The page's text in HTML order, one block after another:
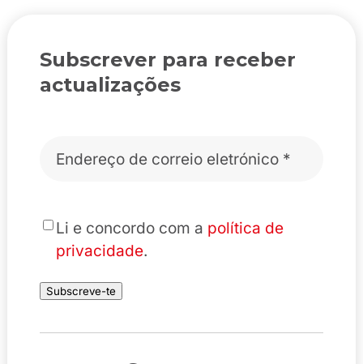
Subscrever para receber
actualizações
eletrónico*
* Li e concordo com a política de
privacidade.
Subscreve-te